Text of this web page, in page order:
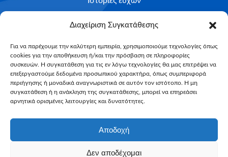
Διαχείριση Συγκατάθεσης
Για να παρέχουμε την καλύτερη εμπειρία, χρησιμοποιούμε τεχνολογίες όπως
cookies για την αποθήκευση ή/και την πρόσβαση σε πληροφορίες
συσκευών. Η συγκατάθεση για τις εν λόγω τεχνολογίες θα μας επιτρέψει να
επεξεργαστούμε δεδομένα προσωπικού χαρακτήρα, όπως συμπεριφορά
περιήγησης ή μοναδικά αναγνωριστικά σε αυτόν τον ιστότοπο. Η μη
συγκατάθεση ή η ανάκληση της συγκατάθεσης, μπορεί να επηρεάσει
αρνητικά ορισμένες λειτουργίες και δυνατότητες.
Αποδοχή
Δεν αποδέχομαι
Το ταξίδι της ευχής
Υποβολή Αιτήματος
NEWSLETTER
Email*